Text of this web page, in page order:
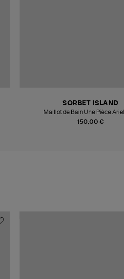
150,00 €
SORBET ISLAND
Maillot de Bain Une Pièce